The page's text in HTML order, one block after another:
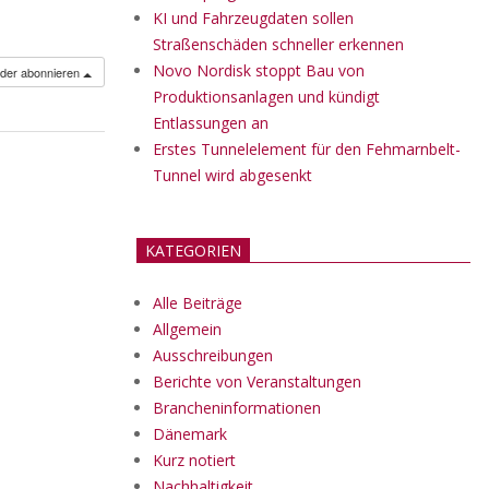
abonnieren
KI und Fahrzeugdaten sollen
Straßenschäden schneller erkennen
Novo Nordisk stoppt Bau von
Produktionsanlagen und kündigt
Entlassungen an
Erstes Tunnelelement für den Fehmarnbelt-
Tunnel wird abgesenkt
KATEGORIEN
Alle Beiträge
Allgemein
Ausschreibungen
Berichte von Veranstaltungen
Brancheninformationen
Dänemark
Kurz notiert